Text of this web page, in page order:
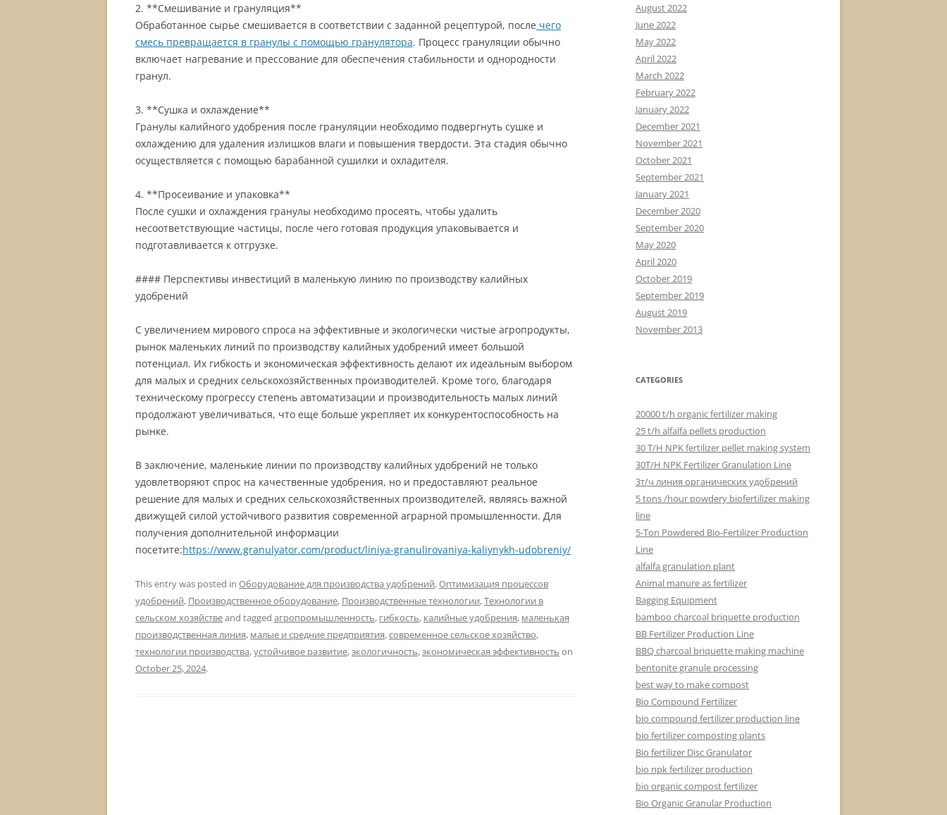
2. **Смешивание и грануляция**
Обработанное сырье смешивается в соответствии с заданной рецептурой, после чего
смесь превращается в гранулы с помощью гранулятора. Процесс грануляции обычно
включает нагревание и прессование для обеспечения стабильности и однородности
гранул.
3. **Сушка и охлаждение**
Гранулы калийного удобрения после грануляции необходимо подвергнуть сушке и
охлаждению для удаления излишков влаги и повышения твердости. Эта стадия обычно
осуществляется с помощью барабанной сушилки и охладителя.
4. **Просеивание и упаковка**
После сушки и охлаждения гранулы необходимо просеять, чтобы удалить
несоответствующие частицы, после чего готовая продукция упаковывается и
подготавливается к отгрузке.
#### Перспективы инвестиций в маленькую линию по производству калийных
удобрений
С увеличением мирового спроса на эффективные и экологически чистые агропродукты,
рынок маленьких линий по производству калийных удобрений имеет большой
потенциал. Их гибкость и экономическая эффективность делают их идеальным выбором
для малых и средних сельскохозяйственных производителей. Кроме того, благодаря
техническому прогрессу степень автоматизации и производительность малых линий
продолжают увеличиваться, что еще больше укрепляет их конкурентоспособность на
рынке.
В заключение, маленькие линии по производству калийных удобрений не только
удовлетворяют спрос на качественные удобрения, но и предоставляют реальное
решение для малых и средних сельскохозяйственных производителей, являясь важной
движущей силой устойчивого развития современной аграрной промышленности. Для
получения дополнительной информации
посетите:https://www.granulyator.com/product/liniya-granulirovaniya-kaliynykh-udobreniy/
This entry was posted in Оборудование для производства удобрений,Оптимизация процессов
удобрений, Производственное оборудование, Производственные технологии,Технологии в
сельском хозяйствеand tagged агропромышленность, гибкость, калийные удобрения, маленькая
производственная линия, малые и средние предприятия,современное сельское хозяйство,
технологии производства,устойчивое развитие,экологичность,экономическая эффективность on
October 25, 2024.
August 2022
June 2022
May 2022
April 2022
March 2022
February 2022
January 2022
December 2021
November 2021
October 2021
September 2021
January 2021
December 2020
September 2020
May 2020
April 2020
October 2019
September 2019
August 2019
November 2013
CATEGORIES
20000 t/h organic fertilizer making
25 t/h alfalfa pellets production
30 T/H NPK fertilizer pellet making system
30T/H NPK Fertilizer Granulation Line
3т/ч линия органических удобрений
5 tons /hour powdery biofertilizer making
line
5-Ton Powdered Bio-Fertilizer Production
Line
alfalfa granulation plant
Animal manure as fertilizer
Bagging Equipment
bamboo charcoal briquette production
BB Fertilizer Production Line
BBQ charcoal briquette making machine
bentonite granule processing
best way to make compost
Bio Compound Fertilizer
bio compound fertilizer production line
bio fertilizer composting plants
Bio fertilizer Disc Granulator
bio npk fertilizer production
bio organic compost fertilizer
Bio Organic Granular Production